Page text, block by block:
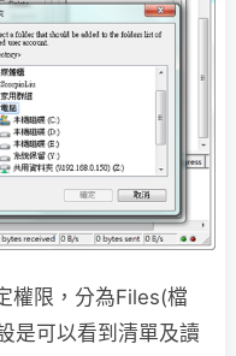
權限，分為Files(檔
是可以看到清單及讀